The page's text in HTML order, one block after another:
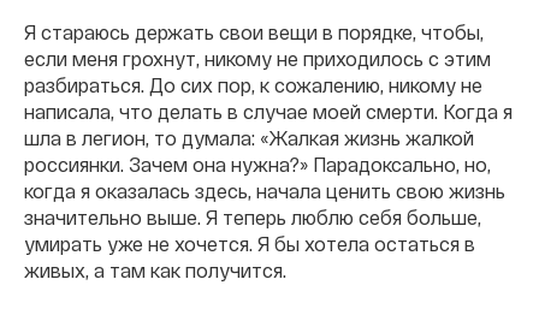
Я стараюсь держать свои вещи в порядке, чтобы,
если меня грохнут, никому не приходилось с этим
разбираться. До сих пор, к сожалению, никому не
написала, что делать в случае моей смерти. Когда я
шла в легион, то думала: «Жалкая жизнь жалкой
россиянки. Зачем она нужна?» Парадоксально, но,
когда я оказалась здесь, начала ценить свою жизнь
значительно выше. Я теперь люблю себя больше,
умирать уже не хочется. Я бы хотела остаться в
живых, а там как получится.